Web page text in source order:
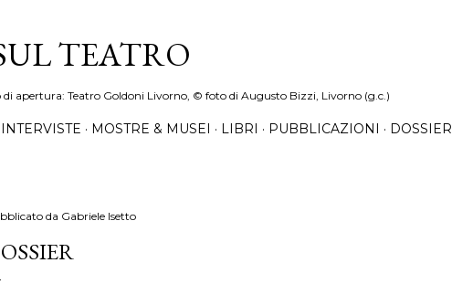
TEATRO
di apertura: Teatro Goldoni Livorno, © foto di Augusto Bizzi, Livorno (g.c.)
INTERVISTE MOSTRE & MUSEI LIBRI PUBBLICAZIONI DOSSIER
da Gabriele Isetto